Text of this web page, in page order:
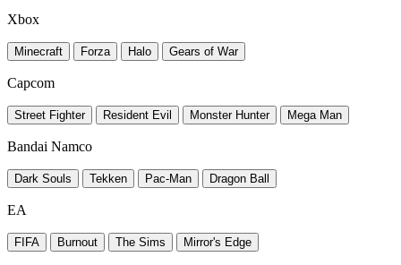
Xbox
Minecraft Forza Halo Gears of War
Capcom
Street Fighter Resident Evil Monster Hunter Mega Man
Bandai Namco
Dark Souls Tekken Pac-Man Dragon Ball
EA
FIFA Burnout The Sims Mirror's Edge